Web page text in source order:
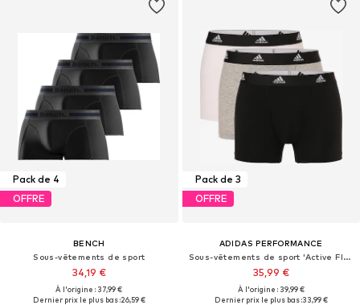
Pack de 4
OFFRE
BENCH
Sous-vêtements de sport
34,19 €
À l'origine : 37,99 €
Dernier prix le plus bas :26,59 €
Pack de 3
OFFRE
ADIDAS PERFORMANCE
Sous-vêtements de sport 'Active Flex'
35,99 €
À l'origine : 39,99 €
Dernier prix le plus bas :33,99 €